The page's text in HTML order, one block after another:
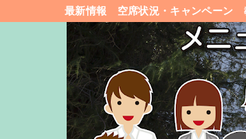
最新情報 空席状況・キャンペーン